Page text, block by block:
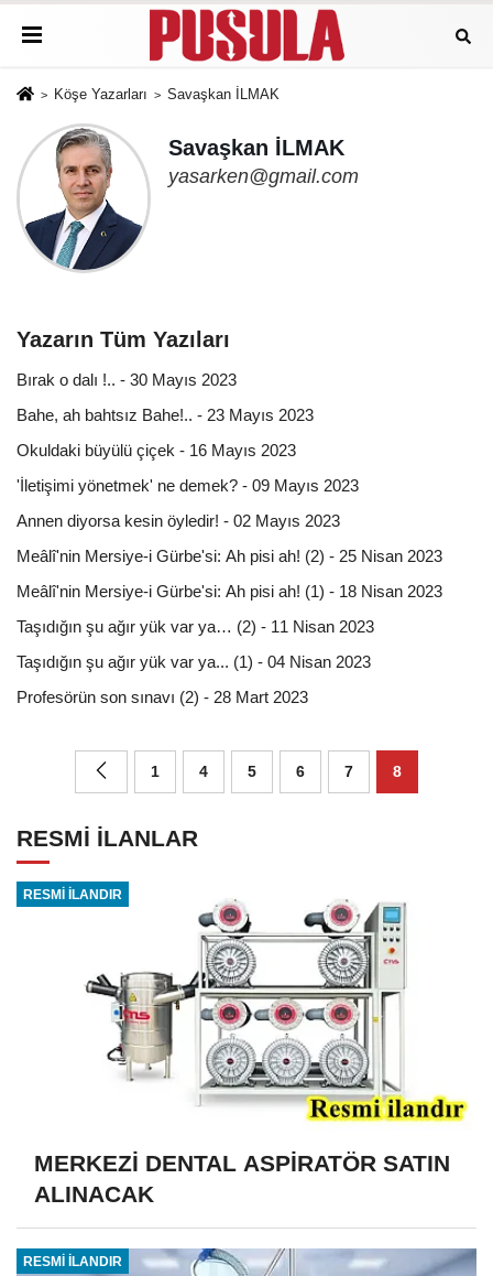
Köşe Yazarları Savaşkan İLMAK
Savaşkan İLMAK
yasarken@gmail.com
Yazarın Tüm Yazıları
Bırak o dalı !.. - 30 Mayıs 2023
Bahe, ah bahtsız Bahe!.. - 23 Mayıs 2023
Okuldaki büyülü çiçek - 16 Mayıs 2023
'İletişimi yönetmek' ne demek? - 09 Mayıs 2023
Annen diyorsa kesin öyledir! - 02 Mayıs 2023
Meâlî'nin Mersiye-i Gürbe'si: Ah pisi ah! (2) - 25 Nisan 2023
Meâlî'nin Mersiye-i Gürbe'si: Ah pisi ah! (1) - 18 Nisan 2023
Taşıdığın şu ağır yük var ya… (2) - 11 Nisan 2023
Taşıdığın şu ağır yük var ya... (1) - 04 Nisan 2023
Profesörün son sınavı (2) - 28 Mart 2023
1 4 5 6 7 8
RESMİ İLANLAR
RESMİ İLANDIR
MERKEZİ DENTAL ASPİRATÖR SATIN
ALINACAK
RESMİ İLANDIR